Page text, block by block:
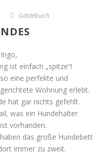
Gästebuch
ist einfach „spitze“!
eine perfekte und
Wohnung erlebt.
hat gar nichts gefehlt.
was ein Hundehalter
vorhanden.
das große Hundebett
immer zu zweit.